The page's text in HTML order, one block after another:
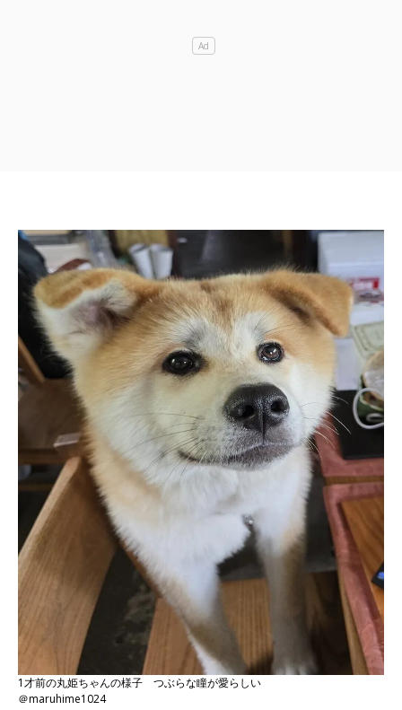
1才前の丸姫ちゃんの様子 つぶらな瞳が愛らしい
＠maruhime1024